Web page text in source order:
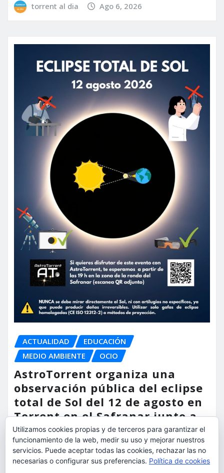
torrent al dia Ago 6, 2026
ACTUALIDAD
EDUCACIÓN
MEDIO AMBIENTE
OCIO
AstroTorrent organiza una
observación pública del eclipse
total de Sol del 12 de agosto en
Torrent en el Safranar junto a
las vías del AVE
torrent al dia Ago 5, 2026
Utilizamos cookies propias y de terceros para garantizar el
funcionamiento de la web, medir su uso y mejorar nuestros
servicios. Puede aceptar todas las cookies, rechazar las no
necesarias o configurar sus preferencias. Política de cookies